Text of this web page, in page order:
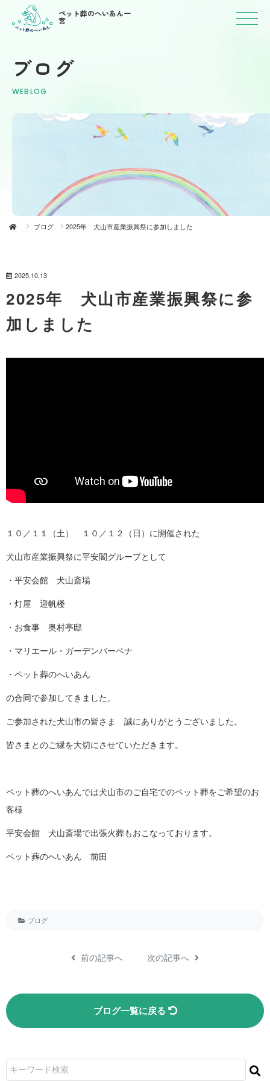
ペット葬のへいあん一
宮
ブログ
WEBLOG
ブログ 2025年 犬山市産業振興祭に参加しました
2025.10.13
2025年 犬山市産業振興祭に参
加しました
１０／１１（土） １０／１２（日）に開催された
犬山市産業振興祭に平安閣グループとして
・平安会館 犬山斎場
・灯屋 迎帆楼
・お食事 奥村亭邸
・マリエール・ガーデンバーベナ
・ペット葬のへいあん
の合同で参加してきました。
ご参加された犬山市の皆さま 誠にありがとうございました。
皆さまとのご縁を大切にさせていただきます。
ペット葬のへいあんでは犬山市のご自宅でのペット葬をご希望のお
客様
平安会館 犬山斎場で出張火葬もおこなっております。
ペット葬のへいあん 前田
ブログ
前の記事へ 次の記事へ
ブログ一覧に戻る